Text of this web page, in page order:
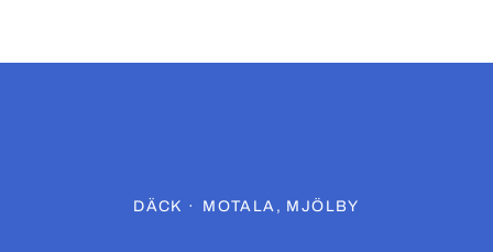
DÄCK · MOTALA, MJÖLBY